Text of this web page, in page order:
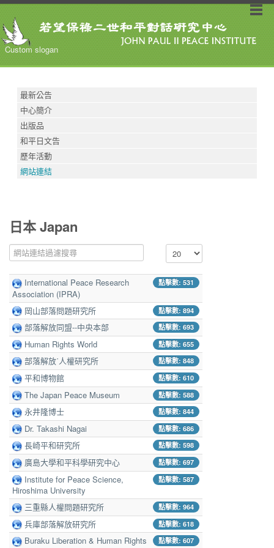
Custom slogan
最新公告
中心簡介
出版品
和平日文告
歷年活動
網站連結
日本 Japan
停止發佈 過濾欄位 顯示數目
點擊數: 531
International Peace Research
Association (IPRA)
點擊數: 894
岡山部落問題研究所
點擊數: 693
部落解放同盟--中央本部
點擊數: 655
Human Rights World
點擊數: 848
部落解放˙人權研究所
點擊數: 610
平和博物館
點擊數: 588
The Japan Peace Museum
點擊數: 844
永井隆博士
點擊數: 686
Dr. Takashi Nagai
點擊數: 598
長崎平和研究所
點擊數: 697
廣島大學和平科學研究中心
點擊數: 587
Institute for Peace Science,
Hiroshima University
點擊數: 964
三重縣人權問題研究所
點擊數: 618
兵庫部落解放研究所
點擊數: 607
Buraku Liberation & Human Rights